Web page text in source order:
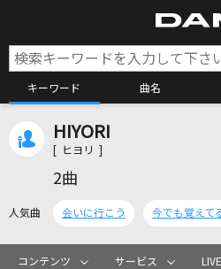
キーワード 曲名
カラオケリ
HIYORI
[ ヒヨリ ]
2曲
人気曲 会いに行こう 今でも覚えて
コンテンツ サービス